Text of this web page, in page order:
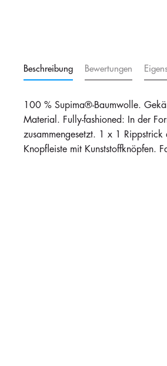
Beschreibung Bewertungen
100 % Supima®-Baumwolle.
Material. Fully-fashioned: In der
zusammengesetzt. 1 x 1
Knopfleiste mit Kunststoffknöpfen.